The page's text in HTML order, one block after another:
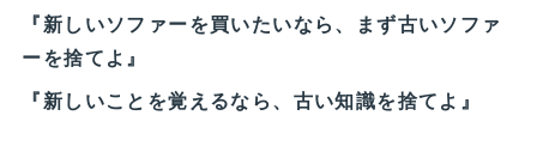
『新しいソファーを買いたいなら、まず古いソファ
ーを捨てよ』
『新しいことを覚えるなら、古い知識を捨てよ』